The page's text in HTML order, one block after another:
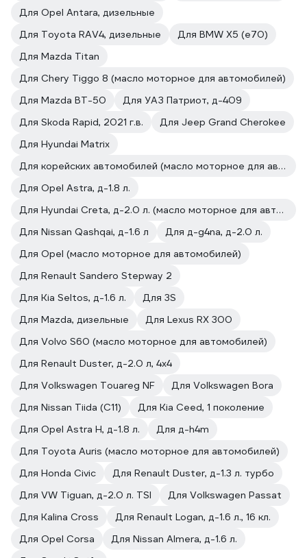
Для Opel Antara, дизельные
Для Toyota RAV4, дизельные
Для BMW X5 (e70)
Для Mazda Titan
Для Chery Tiggo 8 (масло моторное для автомобилей)
Для Mazda BT-50
Для УАЗ Патриот, д-409
Для Skoda Rapid, 2021 г.в.
Для Jeep Grand Cherokee
Для Hyundai Matrix
Для корейских автомобилей (масло моторное для автомобилей)
Для Opel Astra, д-1.8 л.
Для Hyundai Creta, д-2.0 л. (масло моторное для автомобилей)
Для Nissan Qashqai, д-1.6 л
Для д-g4na, д-2.0 л.
Для Opel (масло моторное для автомобилей)
Для Renault Sandero Stepway 2
Для Kia Seltos, д-1.6 л.
Для 3S
Для Mazda, дизельные
Для Lexus RX 300
Для Volvo S60 (масло моторное для автомобилей)
Для Renault Duster, д-2.0 л, 4х4
Для Volkswagen Touareg NF
Для Volkswagen Bora
Для Nissan Tiida (C11)
Для Kia Ceed, 1 поколение
Для Opel Astra H, д-1.8 л.
Для д-h4m
Для Toyota Auris (масло моторное для автомобилей)
Для Honda Civic
Для Renault Duster, д-1.3 л. турбо
Для VW Tiguan, д-2.0 л. TSI
Для Volkswagen Passat
Для Kalina Cross
Для Renault Logan, д-1.6 л., 16 кл.
Для Opel Corsa
Для Nissan Almera, д-1.6 л.